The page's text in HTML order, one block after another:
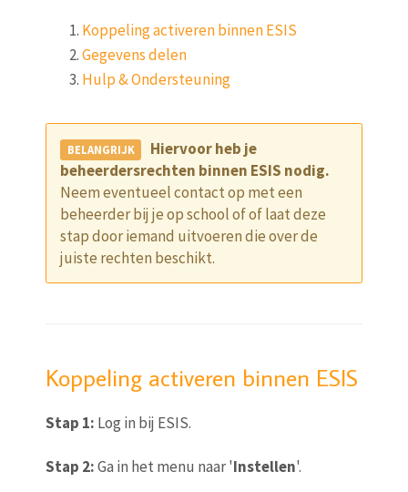
Koppeling activeren binnen ESIS
Gegevens delen
Hulp & Ondersteuning
Hiervoor heb je
beheerdersrechten binnen ESIS nodig.
Neem eventueel contact op met een
beheerder bij je op school of of laat deze
stap door iemand uitvoeren die over de
juiste rechten beschikt.
Koppeling activeren binnen ESIS
Stap 1: Log in bij ESIS.
Stap 2:Ga in het menu naar 'Instellen'.